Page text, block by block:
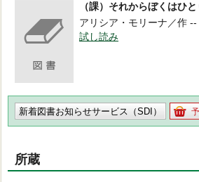
（課）それからぼくはひと
アリシア・モリーナ／作
試し読み
新着図書お知らせサービス（SDI）
所蔵